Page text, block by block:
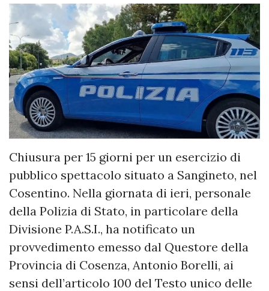
Chiusura per 15 giorni per un esercizio di
pubblico spettacolo situato a Sangineto, nel
Cosentino. Nella giornata di ieri, personale
della Polizia di Stato, in particolare della
Divisione P.A.S.I., ha notificato un
provvedimento emesso dal Questore della
Provincia di Cosenza, Antonio Borelli, ai
sensi dell’articolo 100 del Testo unico delle